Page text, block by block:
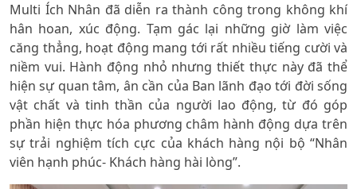
Multi Ích Nhân đã diễn ra thành công trong không khí
hân hoan, xúc động. Tạm gác lại những giờ làm việc
căng thẳng, hoạt động mang tới rất nhiều tiếng cười và
niềm vui. Hành động nhỏ nhưng thiết thực này đã thể
hiện sự quan tâm, ân cần của Ban lãnh đạo tới đời sống
vật chất và tinh thần của người lao động, từ đó góp
phần hiện thực hóa phương châm hành động dựa trên
sự trải nghiệm tích cực của khách hàng nội bộ “Nhân
viên hạnh phúc- Khách hàng hài lòng”.